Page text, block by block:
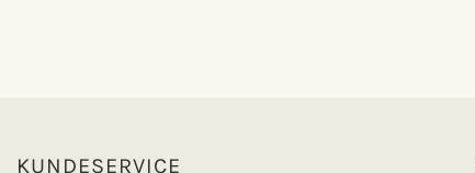
KUNDESERVICE